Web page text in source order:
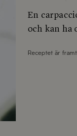
En
och kan ha
Receptet är